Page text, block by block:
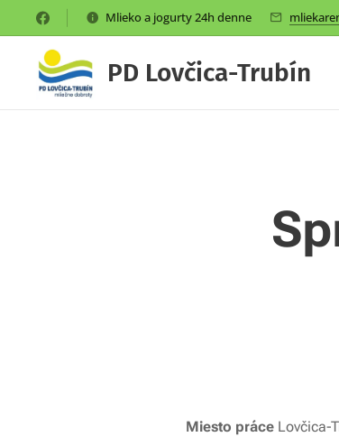
Mlieko a jogurty 24h denne
PD Lovčica-Trubín
Miesto práce Lovčica-